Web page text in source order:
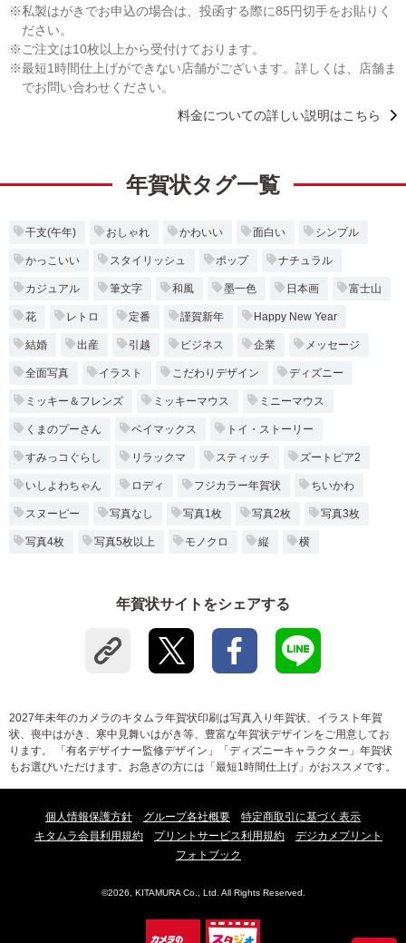
私製はがきでお申込の場合は、投函する際に85円切手をお貼りく
ださい。
ご注文は10枚以上から受付けております。
最短1時間仕上げができない店舗がございます。詳しくは、店舗ま
でお問い合わせください。
料金についての詳しい説明はこちら
年賀状タグ一覧
干支(午年) おしゃれ かわいい 面白い シンプル
かっこいい スタイリッシュ ポップ ナチュラル
カジュアル 筆文字 和風 墨一色 日本画 富士山
花 レトロ 定番 謹賀新年 Happy New Year
結婚 出産 引越 ビジネス 企業 メッセージ
全面写真 イラスト こだわりデザイン ディズニー
ミッキー＆フレンズ ミッキーマウス ミニーマウス
くまのプーさん ベイマックス トイ・ストーリー
すみっコぐらし リラックマ スティッチ ズートピア2
いしよわちゃん ロディ フジカラー年賀状 ちいかわ
スヌーピー 写真なし 写真1枚 写真2枚 写真3枚
写真4枚 写真5枚以上 モノクロ 縦 横
年賀状サイトをシェアする
2027年未年のカメラのキタムラ年賀状印刷は写真入り年賀状、イラスト年賀
状、喪中はがき、寒中見舞いはがき等、豊富な年賀状デザインをご用意してお
ります。 「有名デザイナー監修デザイン」「ディズニーキャラクター」年賀状
もお選びいただけます。お急ぎの方には「最短1時間仕上げ」がおススメです。
個人情報保護方針 グループ各社概要
特定商取引に基づく表示
キタムラ会員利用規約
プリントサービス利用規約
デジカメプリント
フォトブック
©2026, KITAMURA Co., Ltd. All Rights Reserved.